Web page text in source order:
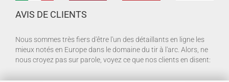
AVIS DE CLIENTS
Nous sommes très fiers d'être l'un des détaillants en ligne les
mieux notés en Europe dans le domaine du tir à l'arc. Alors, ne
nous croyez pas sur parole, voyez ce que nos clients en disent: